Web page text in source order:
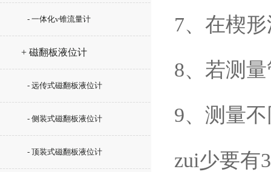
- 一体化v锥流量计
+ 磁翻板液位计
- 远传式磁翻板液位计
- 侧装式磁翻板液位计
- 顶装式磁翻板液位计
7、在楔
8、若测
9、测量
zui少要有